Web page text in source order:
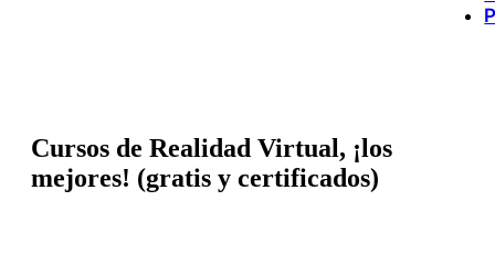
Cursos de Realidad Virtual, ¡los
mejores! (gratis y certificados)